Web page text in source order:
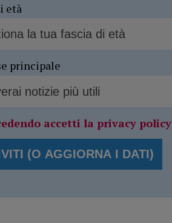
età
principale
accetti la privacy policy